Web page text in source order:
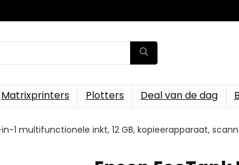
Matrixprinters Plotters Deal van de dag
1 multifunctionele inkt, 12 GB, kopieerapparaat,